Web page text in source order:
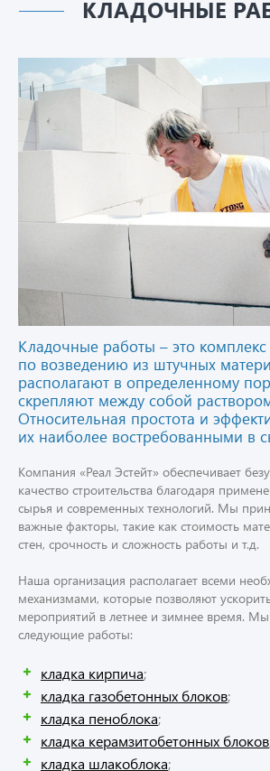
КЛАДОЧНЫЕ
Кладочные работы – это
по возведению из штучных
располагают в определенному
скрепляют между собой
Относительная простота и
их наиболее востребованными в
Компания «Реал Эстейт» обеспечивает
качество строительства благодаря
сырья и современных технологий. Мы
важные факторы, такие как стоимость
стен, срочность и сложность работы и т.д.
Наша организация располагает всеми
механизмами, которые позволяют
мероприятий в летнее и зимнее время.
следующие работы:
кладка кирпича;
кладка газобетонных блоков;
кладка пеноблока;
кладка керамзитобетонных блоков
кладка шлакоблока;